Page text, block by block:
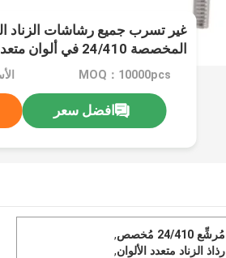
غير تسرب جميع رشاشات الزناد
المخصصة 24/410 في ألوان متعددة
MOQ：10000pcs
افضل سعر
مُرشِّع 24/410 مُخصص
,
رذاذ الزناد متعدد الألوان,